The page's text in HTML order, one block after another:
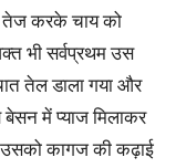
तेज करके चाय को
भी सर्वप्रथम उस
तेल डाला गया और
में प्याज मिलाकर
उसको कागज की कढ़ाई